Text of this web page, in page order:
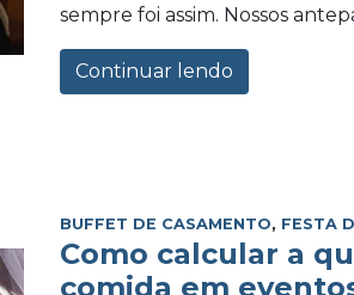
sempre foi assim. Nossos
Continuar lendo
BUFFET DE CASAMENTO, FESTA
Como calcular a
comida em